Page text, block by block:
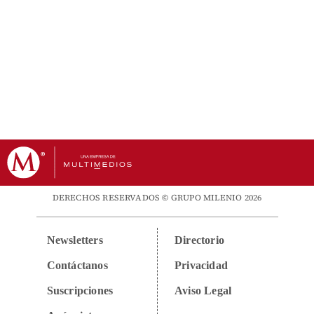
DERECHOS RESERVADOS © GRUPO MILENIO 2026
Newsletters
Contáctanos
Suscripciones
Directorio
Privacidad
Aviso Legal